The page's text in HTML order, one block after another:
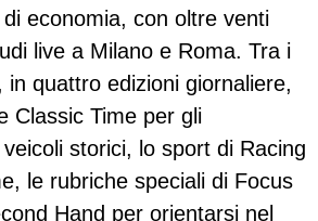
economia, con oltre venti
live a Milano e Roma. Tra i
in quattro edizioni giornaliere,
Classic Time per gli
storici, lo sport di Racing
le rubriche speciali di Focus
Hand per orientarsi nel